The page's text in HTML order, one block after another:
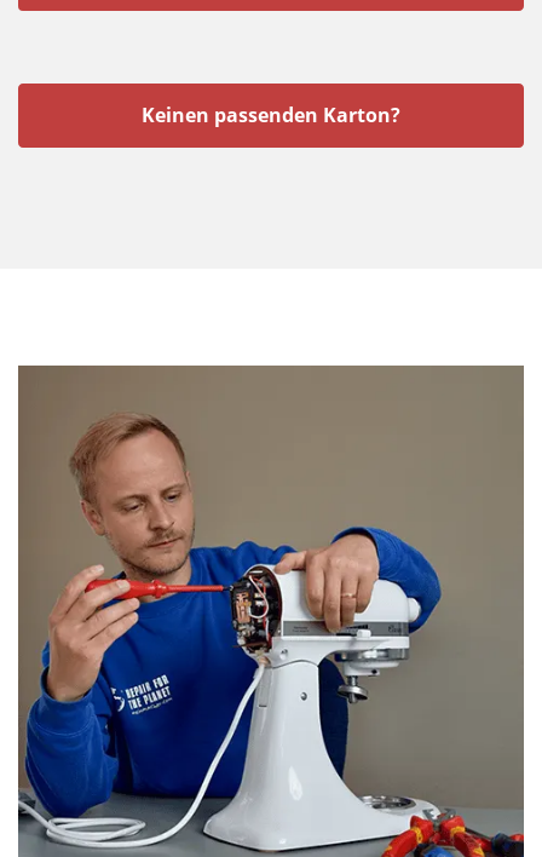
Keinen passenden Karton?